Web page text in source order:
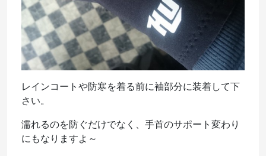
レインコートや防寒を着る前に袖部分に装着して下
さい。
濡れるのを防ぐだけでなく、手首のサポート変わり
にもなりますよ～